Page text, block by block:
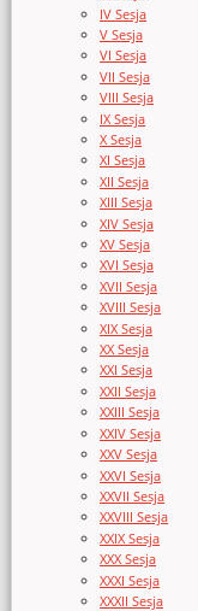
IV Sesja
V Sesja
VI Sesja
VII Sesja
VIII Sesja
IX Sesja
X Sesja
XI Sesja
XII Sesja
XIII Sesja
XIV Sesja
XV Sesja
XVI Sesja
XVII Sesja
XVIII Sesja
XIX Sesja
XX Sesja
XXI Sesja
XXII Sesja
XXIII Sesja
XXIV Sesja
XXV Sesja
XXVI Sesja
XXVII Sesja
XXVIII Sesja
XXIX Sesja
XXX Sesja
XXXI Sesja
XXXII Sesja